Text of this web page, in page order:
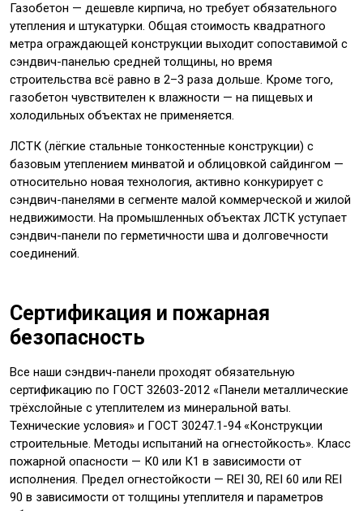
Газобетон — дешевле кирпича, но требует обязательного
утепления и штукатурки. Общая стоимость квадратного
метра ограждающей конструкции выходит сопоставимой с
сэндвич-панелью средней толщины, но время
строительства всё равно в 2–3 раза дольше. Кроме того,
газобетон чувствителен к влажности — на пищевых и
холодильных объектах не применяется.
ЛСТК (лёгкие стальные тонкостенные конструкции) с
базовым утеплением минватой и облицовкой сайдингом —
относительно новая технология, активно конкурирует с
сэндвич-панелями в сегменте малой коммерческой и жилой
недвижимости. На промышленных объектах ЛСТК уступает
сэндвич-панели по герметичности шва и долговечности
соединений.
Сертификация и пожарная
безопасность
Все наши сэндвич-панели проходят обязательную
сертификацию по ГОСТ 32603-2012 «Панели металлические
трёхслойные с утеплителем из минеральной ваты.
Технические условия» и ГОСТ 30247.1-94 «Конструкции
строительные. Методы испытаний на огнестойкость». Класс
пожарной опасности — К0 или К1 в зависимости от
исполнения. Предел огнестойкости — REI 30, REI 60 или REI
90 в зависимости от толщины утеплителя и параметров